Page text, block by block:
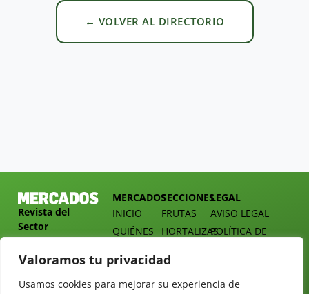
Valoramos tu privacidad
Usamos cookies para mejorar su experiencia de
← VOLVER AL DIRECTORIO
Revista del
Sector
Hortofrutícola
Presidente
MERCADOS
INICIO
QUIÉNES
DOSSIER
TARIFAS
SECCIONES
FRUTAS
HORTALIZAS
MERCADOS
ALIMENTACIÓN
LEGAL
AVISO LEGAL
POLÍTICA DE